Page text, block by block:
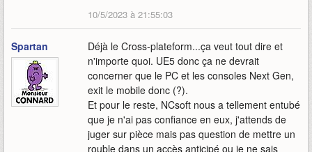
10/5/2023 à 21:55:03
Spartan
Déjà le Cross-plateform...ça veut tout dire et
n'importe quoi. UE5 donc ça ne devrait
concerner que le PC et les consoles Next Gen,
exit le mobile donc (?).
Et pour le reste, NCsoft nous a tellement entubé
que je n'ai pas confiance en eux, j'attends de
juger sur pièce mais pas question de mettre un
rouble dans un accès anticipé ou je ne sais